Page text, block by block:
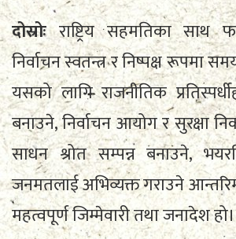
दोस्रोःराष्ट्रिय सहमतिका साथ
निर्वाचन स्वतन्त्र र निष्पक्ष रूपमा
यसको लागि राजनीतिक
बनाउने, निर्वाचन आयोग र सुरक्षा
साधन श्रोत सम्पन्न बनाउने,
जनमतलाई अभिव्यक्त गराउने
महत्वपूर्ण जिम्मेवारी तथा जनादेश हो।